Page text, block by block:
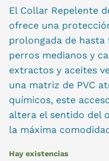
El Collar Repelente
ofrece una
prolongada de
perros medianos y
extractos y aceites
una matriz de PVC
químicos, este
altera el sentido del
la máxima
Hay existencias